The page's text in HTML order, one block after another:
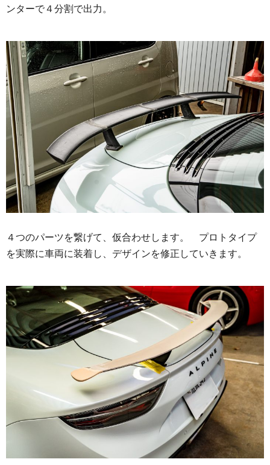
ンターで４分割で出力。
４つのパーツを繋げて、仮合わせします。 プロトタイプ
を実際に車両に装着し、デザインを修正していきます。